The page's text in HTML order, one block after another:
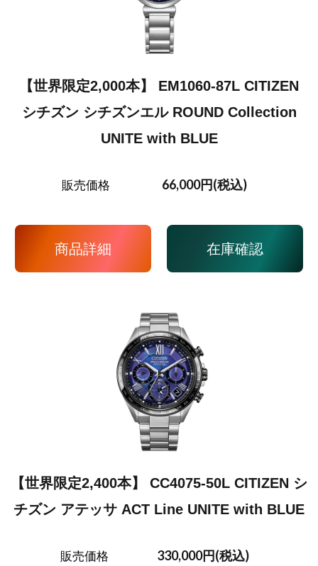
【世界限定2,000本】 EM1060-87L CITIZEN
シチズン シチズンエル ROUND Collection
UNITE with BLUE
販売価格 66,000円(税込)
商品詳細 在庫確認
【世界限定2,400本】 CC4075-50L CITIZEN シ
チズン アテッサ ACT Line UNITE with BLUE
販売価格 330,000円(税込)